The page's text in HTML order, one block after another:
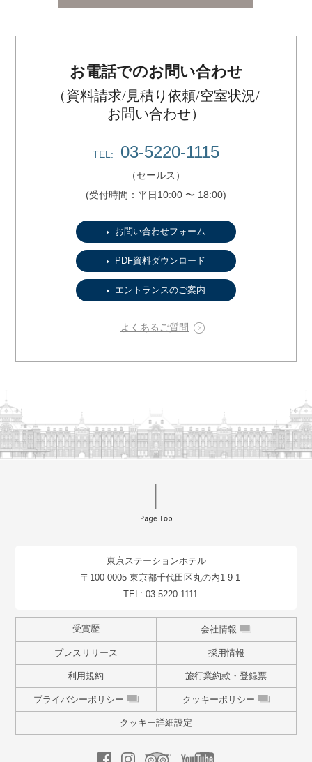
お電話でのお問い合わせ
（資料請求/見積り依頼/空室状況/
お問い合わせ）
TEL: 03-5220-1115
（セールス）
(受付時間：平日10:00 〜 18:00)
お問い合わせフォーム
PDF資料ダウンロード
エントランスのご案内
よくあるご質問
東京ステーションホテル
〒100-0005 東京都千代田区丸の内1-9-1
TEL: 03-5220-1111
受賞歴 会社情報
プレスリリース 採用情報
利用規約 旅行業約款・登録票
プライバシーポリシー クッキーポリシー
クッキー詳細設定